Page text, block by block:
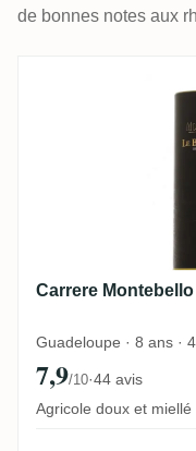
de bonnes notes aux
Carrere
Carrere
Guadeloupe · 8 ans ·
7,9/10·44 avis
Agricole doux et